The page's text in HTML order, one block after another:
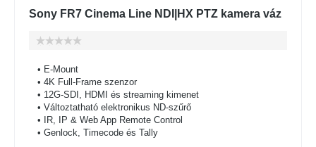
Sony FR7 Cinema Line NDI|HX PTZ kamera váz
• E-Mount
• 4K Full-Frame szenzor
• 12G-SDI, HDMI és streaming kimenet
• Változtatható elektronikus ND-szűrő
• IR, IP & Web App Remote Control
• Genlock, Timecode és Tally